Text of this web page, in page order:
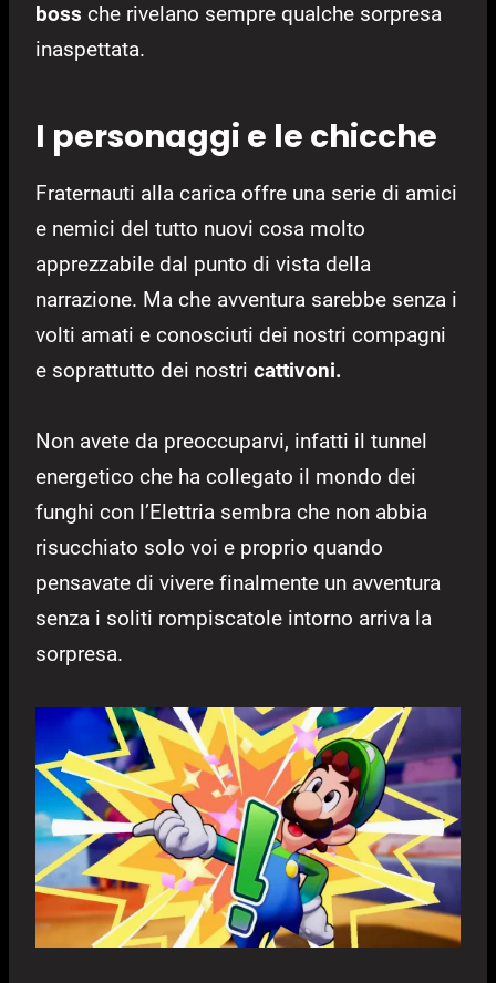
boss che rivelano sempre qualche sorpresa
inaspettata.
I personaggi e le chicche
Fraternauti alla carica offre una serie di amici
e nemici del tutto nuovi cosa molto
apprezzabile dal punto di vista della
narrazione. Ma che avventura sarebbe senza i
volti amati e conosciuti dei nostri compagni
e soprattutto dei nostri cattivoni.
Non avete da preoccuparvi, infatti il tunnel
energetico che ha collegato il mondo dei
funghi con l’Elettria sembra che non abbia
risucchiato solo voi e proprio quando
pensavate di vivere finalmente un avventura
senza i soliti rompiscatole intorno arriva la
sorpresa.